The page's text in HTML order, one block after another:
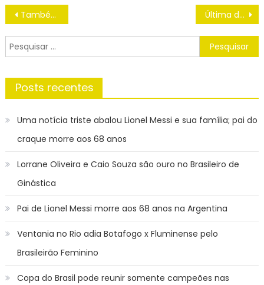
Navegação
de
Post
Também penta, seleção de futebol de cegos terá filme exibido nos EUA Última dança de CR7 é o destaque do Grupo K da Copa do Mundo
Pesquisar
por:
Posts recentes
Uma notícia triste abalou Lionel Messi e sua família; pai do
craque morre aos 68 anos
Lorrane Oliveira e Caio Souza são ouro no Brasileiro de
Ginástica
Pai de Lionel Messi morre aos 68 anos na Argentina
Ventania no Rio adia Botafogo x Fluminense pelo
Brasileirão Feminino
Copa do Brasil pode reunir somente campeões nas